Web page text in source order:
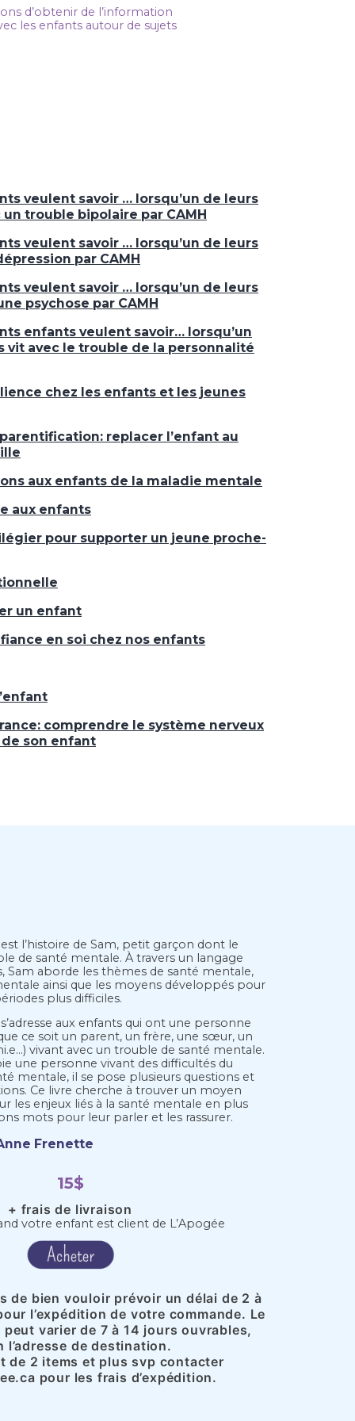
d’obtenir de l’information
les enfants autour de sujets
veulent savoir … lorsqu’un de leurs
trouble bipolaire par CAMH
veulent savoir … lorsqu’un de leurs
par CAMH
veulent savoir … lorsqu’un de leurs
psychose par CAMH
enfants veulent savoir… lorsqu’un
vit avec le trouble de la personnalité
chez les enfants et les jeunes
replacer l’enfant au
aux enfants de la maladie mentale
aux enfants
pour supporter un jeune proche-
un enfant
en soi chez nos enfants
comprendre le système nerveux
son enfant
l’histoire de Sam, petit garçon dont le
de santé mentale. À travers un langage
Sam aborde les thèmes de santé mentale,
ainsi que les moyens développés pour
plus difficiles.
aux enfants qui ont une personne
ce soit un parent, un frère, une sœur, un
vivant avec un trouble de santé mentale.
une personne vivant des difficultés du
mentale, il se pose plusieurs questions et
Ce livre cherche à trouver un moyen
les enjeux liés à la santé mentale en plus
mots pour leur parler et les rassurer.
Frenette
15$
+ frais de livraison
votre enfant est client de L’Apogée
de bien vouloir prévoir un délai de 2 à
l’expédition de votre commande. Le
varier de 7 à 14 jours ouvrables,
l’adresse de destination.
de 2 items et plus svp contacter
pour les frais d’expédition.